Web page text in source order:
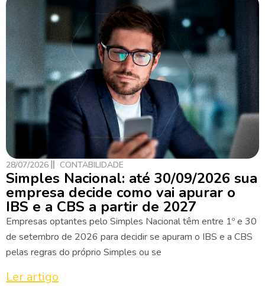
28/07/2026 CONTABILIDADE
Simples Nacional: até 30/09/2026 sua
empresa decide como vai apurar o
IBS e a CBS a partir de 2027
Empresas optantes pelo Simples Nacional têm entre 1º e 30
de setembro de 2026 para decidir se apuram o IBS e a CBS
pelas regras do próprio Simples ou se
Ler artigo